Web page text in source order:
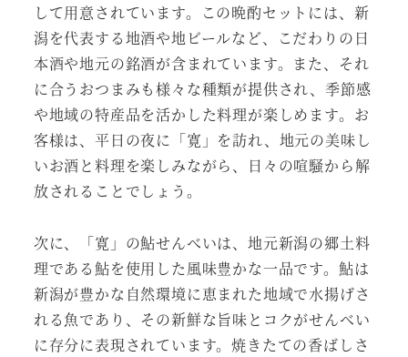
して用意されています。この晩酌セットには、新
潟を代表する地酒や地ビールなど、こだわりの日
本酒や地元の銘酒が含まれています。また、それ
に合うおつまみも様々な種類が提供され、季節感
や地域の特産品を活かした料理が楽しめます。お
客様は、平日の夜に「寛」を訪れ、地元の美味し
いお酒と料理を楽しみながら、日々の喧騒から解
放されることでしょう。
次に、「寛」の鮎せんべいは、地元新潟の郷土料
理である鮎を使用した風味豊かな一品です。鮎は
新潟が豊かな自然環境に恵まれた地域で水揚げさ
れる魚であり、その新鮮な旨味とコクがせんべい
に存分に表現されています。焼きたての香ばしさ